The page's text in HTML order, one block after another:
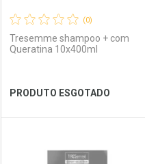
Ver Desconto Convênio
(0)
Tresemme shampoo + com
Queratina 10x400ml
PRODUTO ESGOTADO